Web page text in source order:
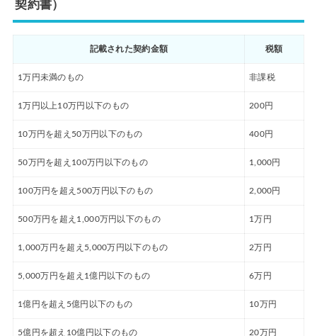
契約書）
記載された契約金額 税額
1万円未満のもの 非課税
1万円以上10万円以下のもの 200円
10万円を超え50万円以下のもの 400円
50万円を超え100万円以下のもの 1,000円
100万円を超え500万円以下のもの 2,000円
500万円を超え1,000万円以下のもの 1万円
1,000万円を超え5,000万円以下のもの 2万円
5,000万円を超え1億円以下のもの 6万円
1億円を超え5億円以下のもの 10万円
5億円を超え10億円以下のもの 20万円